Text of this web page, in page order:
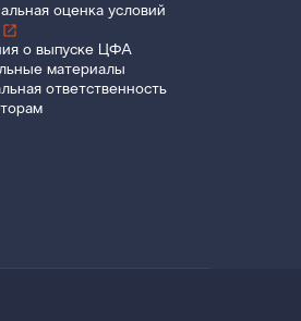
оценка условий
о выпуске ЦФА
материалы
ответственность